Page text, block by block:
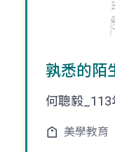
孰悉的陌
何聰毅_113
美學教育